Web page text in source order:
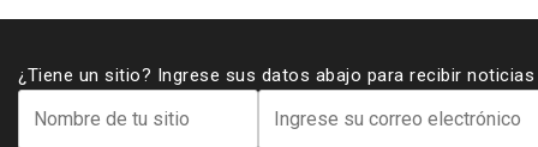
¿Tiene un sitio? Ingrese sus datos abajo para recibir